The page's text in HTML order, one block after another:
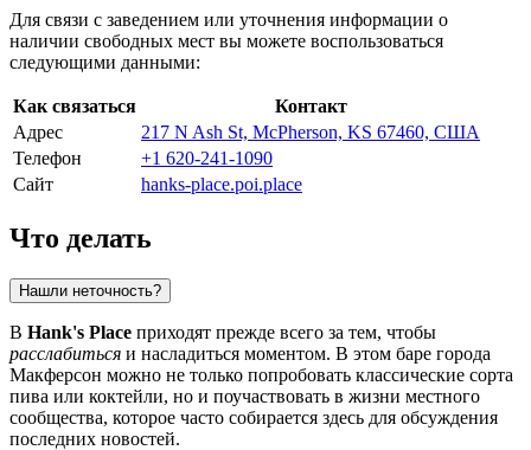
Для связи с заведением или уточнения информации о
наличии свободных мест вы можете воспользоваться
следующими данными:
Как связаться
Контакт
Адрес
217 N Ash St, McPherson, KS 67460, США
Телефон
+1 620-241-1090
Сайт
hanks-place.poi.place
Что делать
Нашли неточность?
В Hank's Place приходят прежде всего за тем, чтобы
расслабиться и насладиться моментом. В этом баре города
Макферсон можно не только попробовать классические сорта
пива или коктейли, но и поучаствовать в жизни местного
сообщества, которое часто собирается здесь для обсуждения
последних новостей.